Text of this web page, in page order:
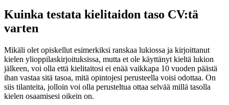
Kuinka testata kielitaidon taso CV:tä
varten
Mikäli olet opiskellut esimerkiksi ranskaa lukiossa ja kirjoittanut
kielen ylioppilaskirjoituksissa, mutta et ole käyttänyt kieltä lukion
jälkeen, voi olla että kielitaitosi ei enää vaikkapa 10 vuoden päästä
ihan vastaa sitä tasoa, mitä opintojesi perusteella voisi odottaa. On
siis tilanteita, jolloin voi olla perusteltua ottaa selvää millä tasolla
kielen osaamisesi oikein on.